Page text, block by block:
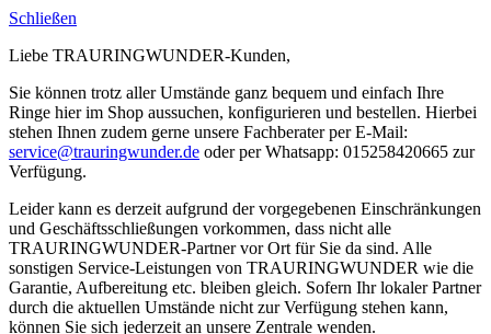
Schließen
Liebe TRAURINGWUNDER-Kunden,
Sie können trotz aller Umstände ganz bequem und einfach Ihre
Ringe hier im Shop aussuchen, konfigurieren und bestellen. Hierbei
stehen Ihnen zudem gerne unsere Fachberater per E-Mail:
service@trauringwunder.de oder per Whatsapp: 015258420665 zur
Verfügung.
Leider kann es derzeit aufgrund der vorgegebenen Einschränkungen
und Geschäftsschließungen vorkommen, dass nicht alle
TRAURINGWUNDER-Partner vor Ort für Sie da sind. Alle
sonstigen Service-Leistungen von TRAURINGWUNDER wie die
Garantie, Aufbereitung etc. bleiben gleich. Sofern Ihr lokaler Partner
durch die aktuellen Umstände nicht zur Verfügung stehen kann,
können Sie sich jederzeit an unsere Zentrale wenden.